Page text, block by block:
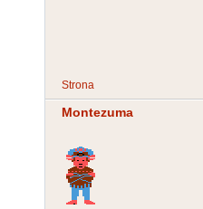
Strona
Montezuma